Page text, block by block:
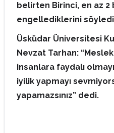
belirten Birinci, en az
engellediklerini
Üsküdar Üniversitesi
Nevzat Tarhan:
insanlara faydalı
iyilik yapmayı
yapamazsınız” dedi.